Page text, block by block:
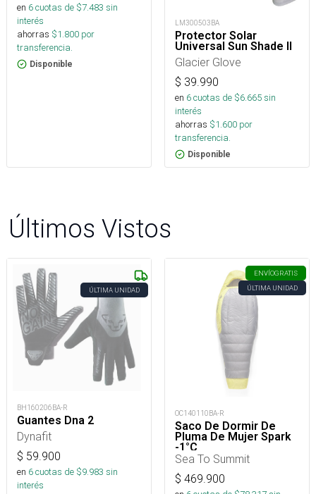
en 6cuotas de $7.483 sin
interés
ahorras $1.800 por
transferencia.
Disponible
LM300503BA
Protector Solar
Universal Sun Shade II
Glacier Glove
$ 39.990
en 6cuotas de $6.665sin
interés
ahorras $1.600 por
transferencia.
Disponible
Últimos Vistos
ÚLTIMA UNIDAD
BH160206BA-R
Guantes Dna 2
Dynafit
$ 59.900
en 6cuotas de $9.983 sin
interés
ENVÍOGRATIS
ÚLTIMA UNIDAD
OC140110BA-R
Saco De Dormir De
Pluma De Mujer Spark
-1°C
Sea To Summit
$ 469.900